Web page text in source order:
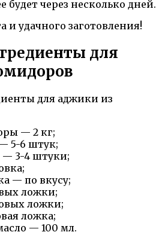
будет через несколько дней.
и удачного заготовления!
для
— 2 кг;
5-6 штук;
— 3-4 штуки;
— по вкусу;
ложки;
ложки;
ложка;
— 100 мл.